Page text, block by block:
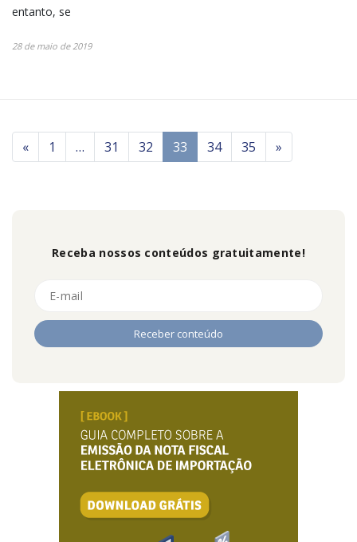
entanto, se
28 de maio de 2019
« 1 … 31 32 33 34 35 »
Receba nossos conteúdos gratuitamente!